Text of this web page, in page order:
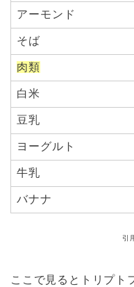
アーモンド
そば
肉類
白米
豆乳
ヨーグルト
牛乳
バナナ
引
ここで見るとトリプト